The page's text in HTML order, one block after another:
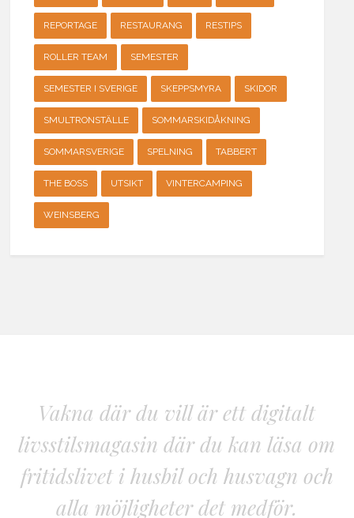
REPORTAGE RESTAURANG RESTIPS
ROLLER TEAM SEMESTER
SEMESTER I SVERIGE SKEPPSMYRA SKIDOR
SMULTRONSTÄLLE SOMMARSKIDÅKNING
SOMMARSVERIGE SPELNING TABBERT
THE BOSS UTSIKT VINTERCAMPING
WEINSBERG
Vakna där du vill är ett digitalt
livsstilsmagasin där du kan läsa om
fritidslivet i husbil och husvagn och
alla möjligheter det medför.